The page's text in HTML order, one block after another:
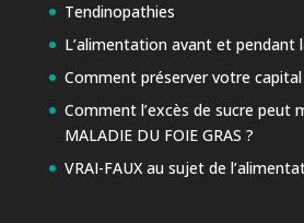
Tendinopathies
L’alimentation avant et pendant
Comment préserver votre
Comment l’excès de sucre peut
MALADIE DU FOIE GRAS ?
VRAI-FAUX au sujet de